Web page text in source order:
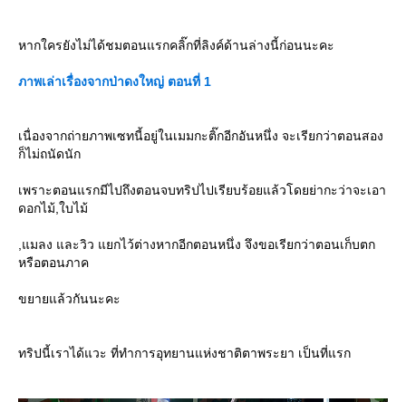
หากใครยังไม่ได้ชมตอนแรกคลิ๊กที่ลิงค์ด้านล่างนี้ก่อนนะคะ
ภาพเล่าเรื่องจากป่าดงใหญ่ ตอนที่ 1
เนื่องจากถ่ายภาพเซทนี้อยู่ในเมมกะติ๊กอีกอันหนึ่ง จะเรียกว่าตอนสอง
ก็ไม่ถนัดนัก
เพราะตอนแรกมีไปถึงตอนจบทริปไปเรียบร้อยแล้วโดยย่ากะว่าจะเอา
ดอกไม้,ใบไม้
,แมลง และวิว แยกไว้ต่างหากอีกตอนหนึ่ง จึงขอเรียกว่าตอนเก็บตก
หรือตอนภาค
ขยายแล้วกันนะคะ
ทริปนี้เราได้แวะ ที่ทำการอุทยานแห่งชาติตาพระยา เป็นที่แรก